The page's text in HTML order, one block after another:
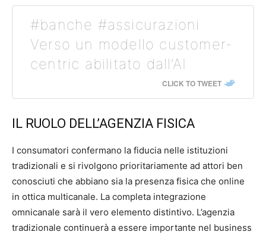
#banche #assicurazioni
Verso un modello customer-
centric abilitato dall’AI
CLICK TO TWEET
IL RUOLO DELL’AGENZIA FISICA
I consumatori confermano la fiducia nelle istituzioni
tradizionali e si rivolgono prioritariamente ad attori ben
conosciuti che abbiano sia la presenza fisica che online
in ottica multicanale. La completa integrazione
omnicanale sarà il vero elemento distintivo. L’agenzia
tradizionale continuerà a essere importante nel business